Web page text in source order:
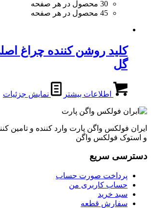
30 محصول در هر صفحه
45 محصول در هر صفحه
کلید روشن کننده چراغ
گل
اطلاعات بیشتر نمایش جزئیات
ایران فولکس واگن پارت وارد کننده و تامین
و استوک فولکس واگن
دسترسی سریع
پرداخت صورت حساب
حساب کاربری من
سبد خرید
سفارش قطعه